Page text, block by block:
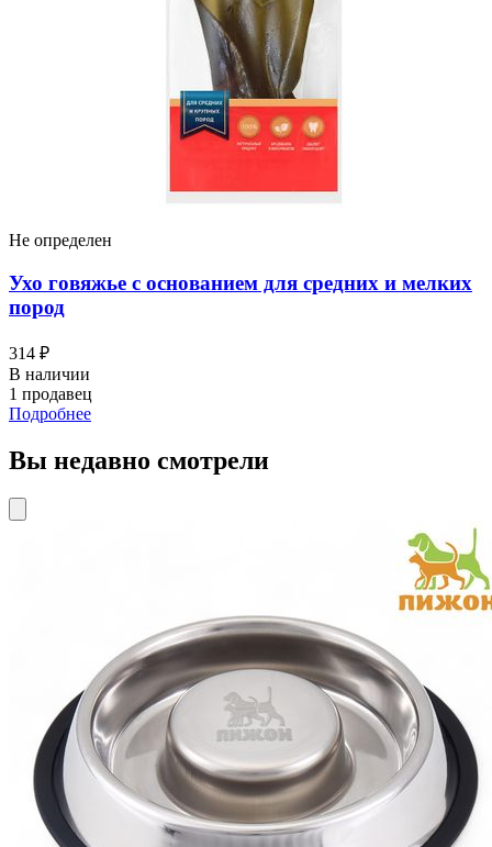
Не определен
Ухо говяжье с основанием для средних и мелких
пород
314 ₽
В наличии
1 продавец
Подробнее
Вы недавно смотрели